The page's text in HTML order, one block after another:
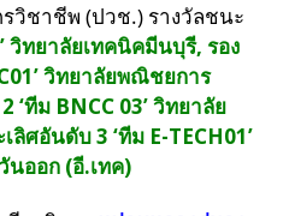
วิชาชีพ (ปวช.) รางวัลชนะ
วิทยาลัยเทคนิคมีนบุรี, รอง
วิทยาลัยพณิชยการ
‘ทีม BNCC 03’ วิทยาลัย
ศอันดับ 3 ‘ทีม E-TECH01’
นออก (อี.เทค)